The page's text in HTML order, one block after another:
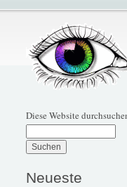
Diese Website
Neueste